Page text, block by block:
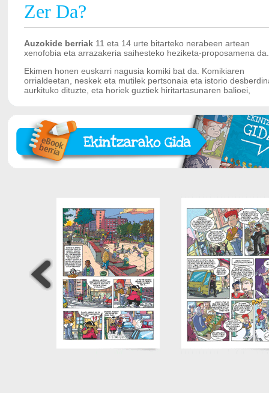
Zer Da?
Auzokide berriak 11 eta 14 urte bitarteko nerabeen artean
xenofobia eta arrazakeria saihesteko heziketa-proposamena da.
Ekimen honen euskarri nagusia komiki bat da. Komikiaren
orrialdeetan, neskek eta mutilek pertsonaia eta istorio
aurkituko dituzte, eta horiek guztiek hiritartasunaren balioei,